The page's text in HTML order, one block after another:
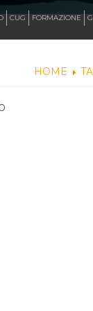
CUG FORMAZIONE
HOME